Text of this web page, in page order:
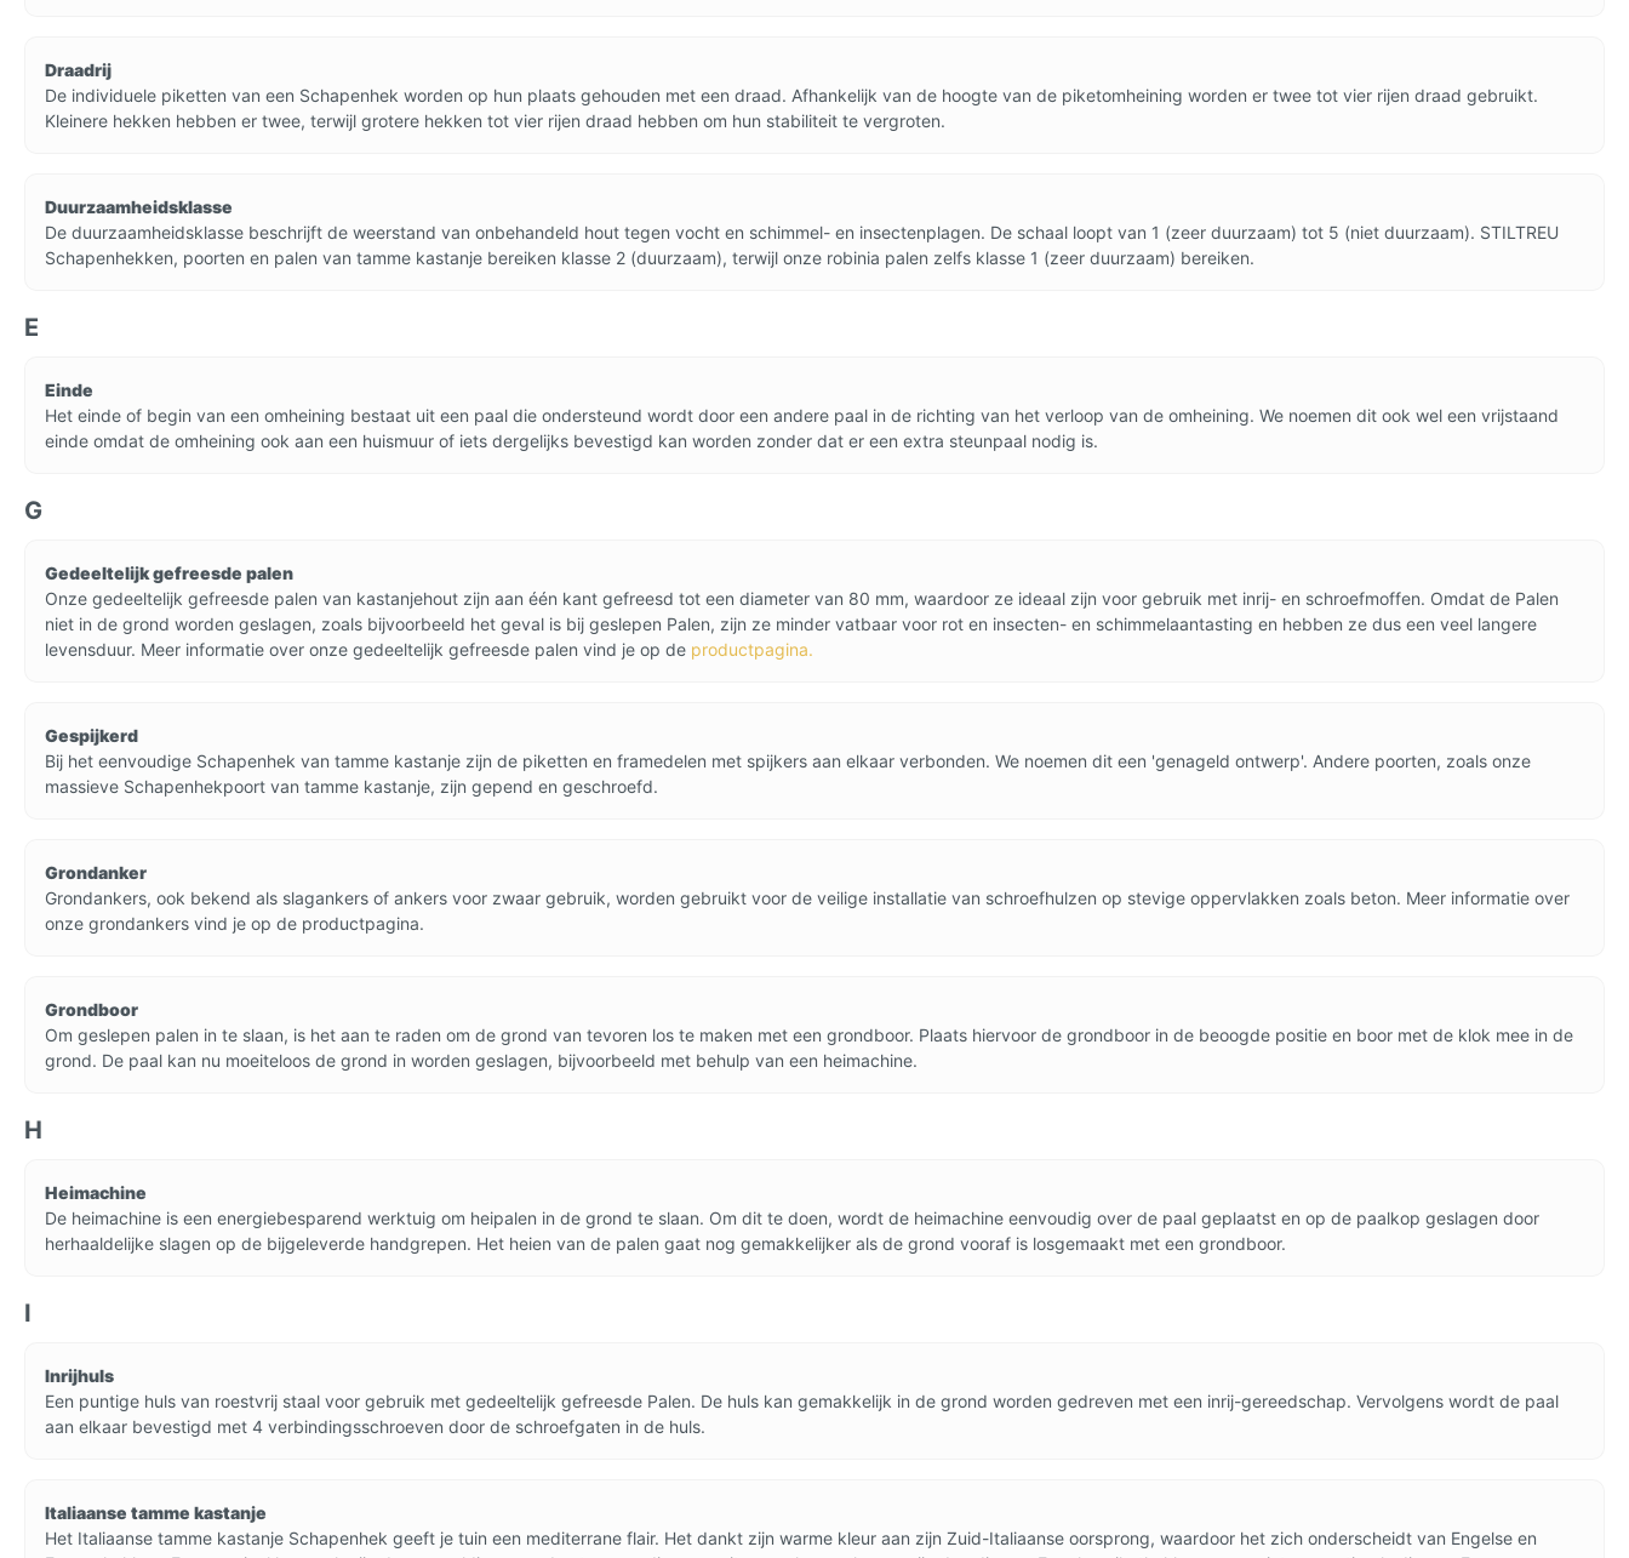
Draadrij
De individuele piketten van een Schapenhek worden op hun plaats gehouden met een draad. Afhankelijk van de hoogte van de piketomheining worden er twee tot vier rijen draad gebruikt.
Kleinere hekken hebben er twee, terwijl grotere hekken tot vier rijen draad hebben om hun stabiliteit te vergroten.
Duurzaamheidsklasse
De duurzaamheidsklasse beschrijft de weerstand van onbehandeld hout tegen vocht en schimmel- en insectenplagen. De schaal loopt van 1 (zeer duurzaam) tot 5 (niet duurzaam). STILTREU
Schapenhekken, poorten en palen van tamme kastanje bereiken klasse 2 (duurzaam), terwijl onze robinia palen zelfs klasse 1 (zeer duurzaam) bereiken.
E
Einde
Het einde of begin van een omheining bestaat uit een paal die ondersteund wordt door een andere paal in de richting van het verloop van de omheining. We noemen dit ook wel een vrijstaand
einde omdat de omheining ook aan een huismuur of iets dergelijks bevestigd kan worden zonder dat er een extra steunpaal nodig is.
G
Gedeeltelijk gefreesde palen
Onze gedeeltelijk gefreesde palen van kastanjehout zijn aan één kant gefreesd tot een diameter van 80 mm, waardoor ze ideaal zijn voor gebruik met inrij- en schroefmoffen. Omdat de Palen
niet in de grond worden geslagen, zoals bijvoorbeeld het geval is bij geslepen Palen, zijn ze minder vatbaar voor rot en insecten- en schimmelaantasting en hebben ze dus een veel langere
levensduur. Meer informatie over onze gedeeltelijk gefreesde palen vind je op de productpagina.
Gespijkerd
Bij het eenvoudige Schapenhek van tamme kastanje zijn de piketten en framedelen met spijkers aan elkaar verbonden. We noemen dit een 'genageld ontwerp'. Andere poorten, zoals onze
massieve Schapenhekpoort van tamme kastanje, zijn gepend en geschroefd.
Grondanker
Grondankers, ook bekend als slagankers of ankers voor zwaar gebruik, worden gebruikt voor de veilige installatie van schroefhulzen op stevige oppervlakken zoals beton. Meer informatie over
onze grondankers vind je op de productpagina.
Grondboor
Om geslepen palen in te slaan, is het aan te raden om de grond van tevoren los te maken met een grondboor. Plaats hiervoor de grondboor in de beoogde positie en boor met de klok mee in de
grond. De paal kan nu moeiteloos de grond in worden geslagen, bijvoorbeeld met behulp van een heimachine.
H
Heimachine
De heimachine is een energiebesparend werktuig om heipalen in de grond te slaan. Om dit te doen, wordt de heimachine eenvoudig over de paal geplaatst en op de paalkop geslagen door
herhaaldelijke slagen op de bijgeleverde handgrepen. Het heien van de palen gaat nog gemakkelijker als de grond vooraf is losgemaakt met een grondboor.
I
Inrijhuls
Een puntige huls van roestvrij staal voor gebruik met gedeeltelijk gefreesde Palen. De huls kan gemakkelijk in de grond worden gedreven met een inrij-gereedschap. Vervolgens wordt de paal
aan elkaar bevestigd met 4 verbindingsschroeven door de schroefgaten in de huls.
Italiaanse tamme kastanje
Het Italiaanse tamme kastanje Schapenhek geeft je tuin een mediterrane flair. Het dankt zijn warme kleur aan zijn Zuid-Italiaanse oorsprong, waardoor het zich onderscheidt van Engelse en